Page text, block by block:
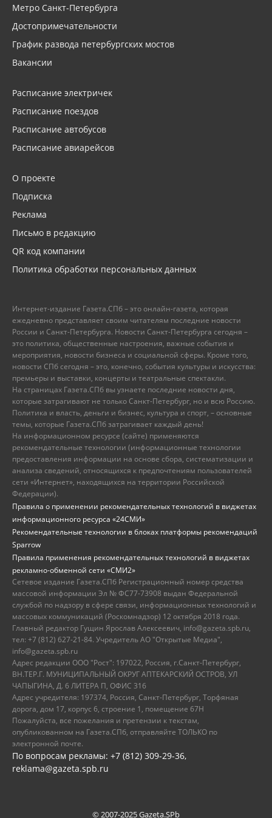
Метро Санкт-Петербурга
Достопримечательности
График развода петербургских мостов
Вакансии
Расписание электричек
Расписание поездов
Расписание автобусов
Расписание авиарейсов
О проекте
Подписка
Реклама
Письмо в редакцию
QR код компании
Политика обработки персональных данных
Интернет-издание Газета.СПб – это онлайн-газета, которая
ежедневно представляет своим читателям последние новости
России и Санкт-Петербурга. Новости Санкт-Петербурга сегодня –
это политика, общественные настроения, важные события и
мероприятия, новости бизнеса и социальной сферы. Кроме того,
новости СПб сегодня – это, конечно, события культуры и искусства:
премьеры и выставки, концерты и театральные спектакли.
На страницах Газета.СПб вы узнаете последние новости дня,
которые затрагивают не только Санкт-Петербург, но и всю Россию.
Политика и власть, деньги и бизнес, культура и спорт, – основные
темы, которые Газета.СПб затрагивает каждый день!
На информационном ресурсе (сайте) применяются
рекомендательные технологии (информационные технологии
предоставления информации на основе сбора, систематизации и
анализа сведений, относящихся к предпочтениям пользователей
сети «Интернет», находящихся на территории Российской
Федерации).
Правила о применении рекомендательных технологий в виджетах
информационного ресурса «24СМИ»
Рекомендательные технологии в блоках платформы рекомендаций
Sparrow
Правила применения рекомендательных технологий в виджетах
рекламно-обменной сети «СМИ2»
Сетевое издание Газета.СПб Регистрационный номер средства
массовой информации Эл № ФС77-73908 выдан Федеральной
службой по надзору в сфере связи, информационных технологий и
массовых коммуникаций (Роскомнадзор) 12 октября 2018 года.
Главный редактор Гущин Ярослав Алексеевич, info@gazeta.spb.ru,
тел: +7 (812) 627-21-84. Учредитель АО "Открытые Медиа",
info@gazeta.spb.ru
Адрес редакции ООО "Рост": 197022, Россия, г.Санкт-Петербург,
ВН.ТЕР.Г. МУНИЦИПАЛЬНЫЙ ОКРУГ АПТЕКАРСКИЙ ОСТРОВ, УЛ
ЧАПЫГИНА, Д. 6 ЛИТЕРА П, ОФИС 316
Адрес учредителя: 197374, Россия, Санкт-Петербург, Торфяная
дорога, дом 17, корпус 6, строение 1, помещение 67Н
Пожалуйста, все пожелания и претензии к текстам,
опубликованном на Газета.СПб, отправляйте ТОЛЬКО по
электронной почте.
По вопросам рекламы: +7 (812) 309-29-36,
reklama@gazeta.spb.ru
© 2007-2025 Gazeta.SPb